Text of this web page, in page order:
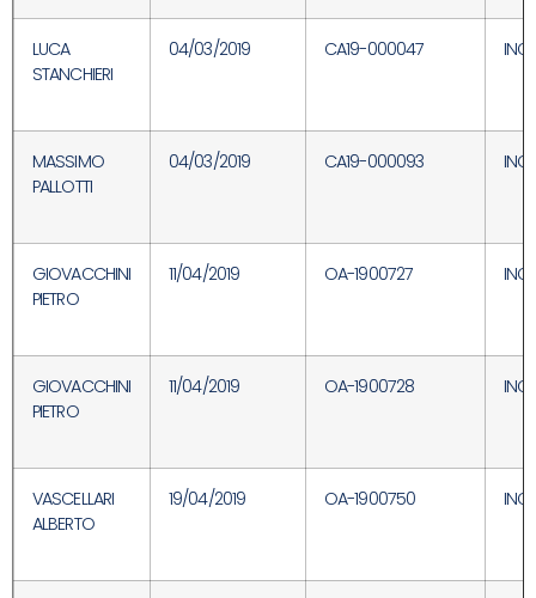
LUCA
STANCHIERI
04/03/2019 CA19-000047
MASSIMO
PALLOTTI
04/03/2019 CA19-000093
GIOVACCHINI
PIETRO
11/04/2019 OA-1900727
GIOVACCHINI
PIETRO
11/04/2019 OA-1900728
VASCELLARI
ALBERTO
19/04/2019 OA-1900750